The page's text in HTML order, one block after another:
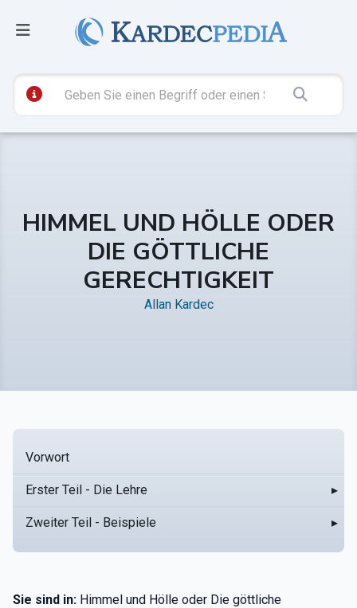
HIMMEL UND HÖLLE ODER
DIE GÖTTLICHE
GERECHTIGKEIT
Allan Kardec
Vorwort
Erster Teil - Die Lehre ▸
Zweiter Teil - Beispiele ▸
Sie sind in: Himmel und Hölle oder Die göttliche